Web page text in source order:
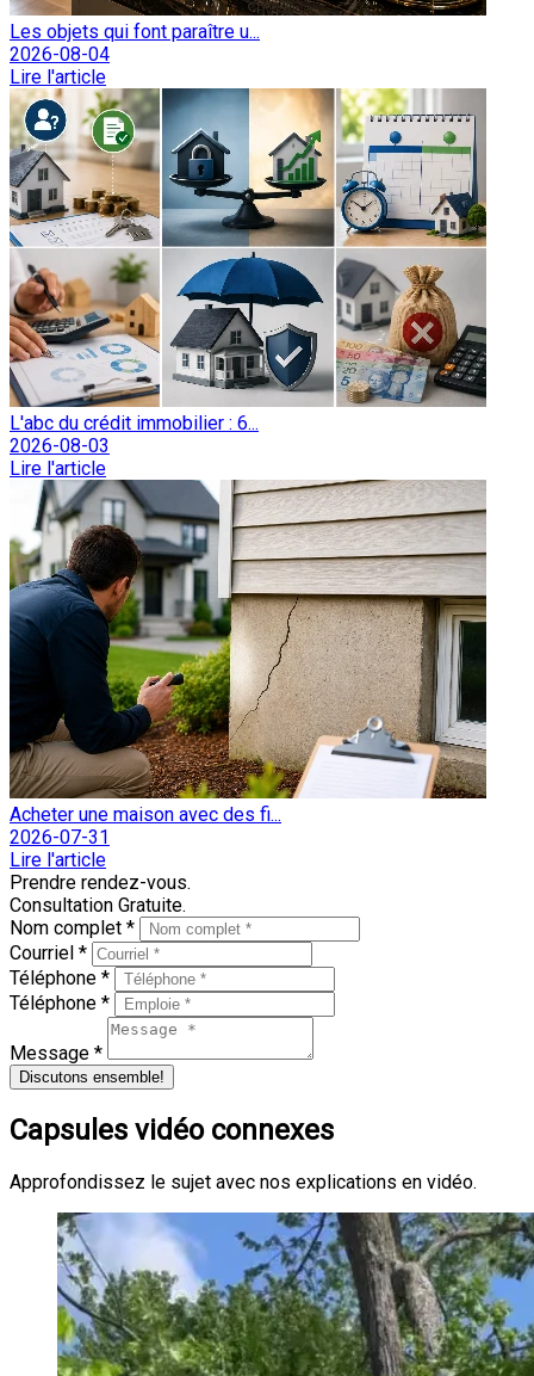
Les objets qui font paraître u...
2026-08-04
Lire l'article
L'abc du crédit immobilier : 6...
2026-08-03
Lire l'article
Acheter une maison avec des fi...
2026-07-31
Lire l'article
Prendre rendez-vous.
Consultation Gratuite.
Nom complet *
Courriel *
Téléphone *
Téléphone *
Message *
Discutons ensemble!
Capsules vidéo connexes
Approfondissez le sujet avec nos explications en vidéo.